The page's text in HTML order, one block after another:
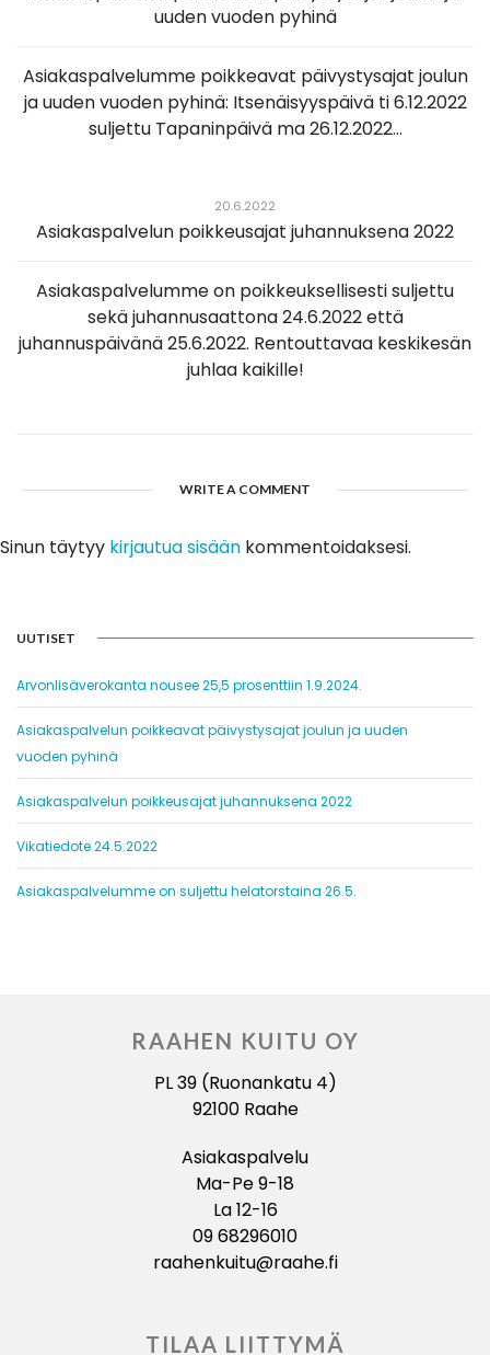
uuden vuoden pyhinä
Asiakaspalvelumme poikkeavat päivystysajat joulun
ja uuden vuoden pyhinä: Itsenäisyyspäivä ti 6.12.2022
suljettu Tapaninpäivä ma 26.12.2022...
20.6.2022
Asiakaspalvelun poikkeusajat juhannuksena 2022
Asiakaspalvelumme on poikkeuksellisesti suljettu
sekä juhannusaattona 24.6.2022 että
juhannuspäivänä 25.6.2022. Rentouttavaa keskikesän
juhlaa kaikille!
WRITE A COMMENT
Sinun täytyy kirjautua sisään kommentoidaksesi.
UUTISET
Arvonlisäverokanta nousee 25,5 prosenttiin 1.9.2024.
Asiakaspalvelun poikkeavat päivystysajat joulun ja uuden
vuoden pyhinä
Asiakaspalvelun poikkeusajat juhannuksena 2022
Vikatiedote 24.5.2022
Asiakaspalvelumme on suljettu helatorstaina 26.5.
RAAHEN KUITU OY
PL 39 (Ruonankatu 4)
92100 Raahe
Asiakaspalvelu
Ma-Pe 9-18
La 12-16
09 68296010
raahenkuitu@raahe.fi
TILAA LIITTYMÄ